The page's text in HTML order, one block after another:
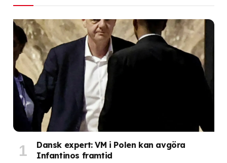
Dansk expert: VM i Polen kan avgöra
Infantinos framtid